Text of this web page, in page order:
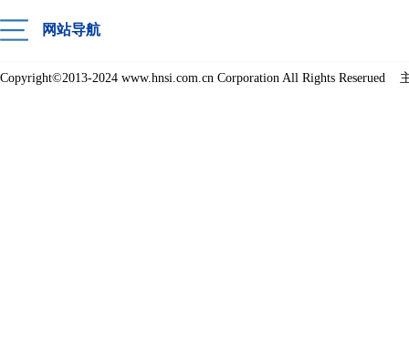
网站导航
Copyright©2013-2024 www.hnsi.com.cn Corporation All Rights